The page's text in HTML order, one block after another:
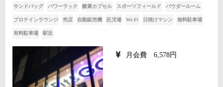
サンドバッグ パワーラック 酸素カプセル スポーツフィールド パウダールーム
プロテインラウンジ 売店 自動販売機 託児場 Wi-Fi 日焼けマシン 無料駐車場
有料駐車場 駅近
月会費 6,578円